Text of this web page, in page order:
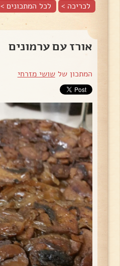
לכריכה > לכל המתכונים >
אורז עם ערמונים
המתכון שלשושי מזרחי